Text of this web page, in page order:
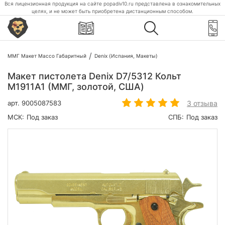
Вся лицензионная продукция на сайте popadiv10.ru представлена в ознакомительных
целях, и не может быть приобретена дистанционным способом.
ММГ Макет Массо Габаритный Denix (Испания, Макеты)
Макет пистолета Denix D7/5312 Кольт
M1911A1 (ММГ, золотой, США)
арт. 9005087583 3 отзыва
МСК: Под заказ СПБ: Под заказ